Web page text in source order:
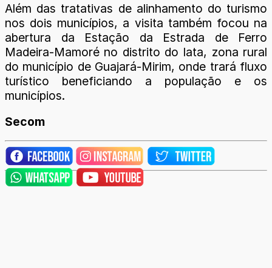
Além das tratativas de alinhamento do turismo
nos dois municípios, a visita também focou na
abertura da Estação da Estrada de Ferro
Madeira-Mamoré no distrito do Iata, zona rural
do município de Guajará-Mirim, onde trará fluxo
turístico beneficiando a população e os
municípios.
Secom